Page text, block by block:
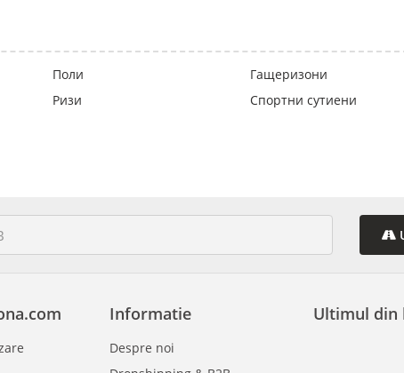
Поли Гащеризони
Ризи Спортни сутиени
Informatie
Despre noi
Ultimul din